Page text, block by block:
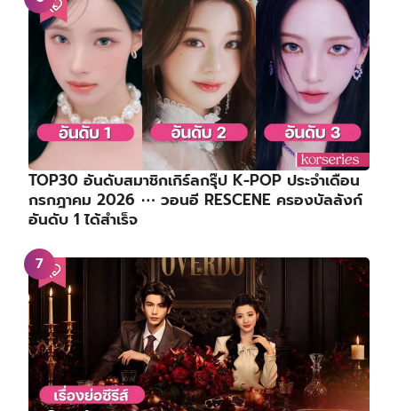
TOP30 อันดับสมาชิกเกิร์ลกรุ๊ป K-POP ประจำเดือน
กรกฎาคม 2026 ⋯ วอนอี RESCENE ครองบัลลังก์
อันดับ 1 ได้สำเร็จ